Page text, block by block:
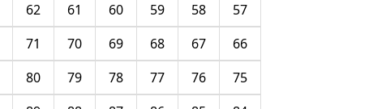
57
58
59
60
61
62
66
67
68
69
70
71
75
76
77
78
79
80